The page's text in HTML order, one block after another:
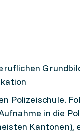
Polizeischule.
in die
Kantonen),